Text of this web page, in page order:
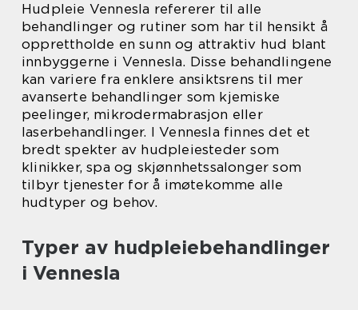
Hudpleie Vennesla refererer til alle
behandlinger og rutiner som har til hensikt å
opprettholde en sunn og attraktiv hud blant
innbyggerne i Vennesla. Disse behandlingene
kan variere fra enklere ansiktsrens til mer
avanserte behandlinger som kjemiske
peelinger, mikrodermabrasjon eller
laserbehandlinger. I Vennesla finnes det et
bredt spekter av hudpleiesteder som
klinikker, spa og skjønnhetssalonger som
tilbyr tjenester for å imøtekomme alle
hudtyper og behov.
Typer av hudpleiebehandlinger
i Vennesla